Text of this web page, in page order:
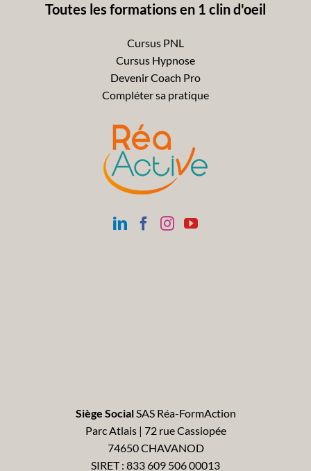
Toutes les formations en 1 clin d'oeil
Cursus PNL
Cursus Hypnose
Devenir Coach Pro
Compléter sa pratique
Siège SocialSAS Réa-FormAction
Parc Atlais | 72 rue Cassiopée
74650 CHAVANOD
SIRET : 833 609 506 00013